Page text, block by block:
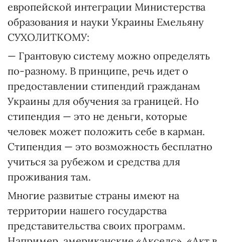
европейской интеграции Министерства
образования и науки Украины Емельяну
СУХОЛИТКОМУ:
— Грантовую систему можно определять
по-разному. В принципе, речь идет о
предоставлении стипендий гражданам
Украины для обучения за границей. Но
стипендия — это не деньги, которые
человек может положить себе в карман.
Стипендия — это возможность бесплатно
учиться за рубежом и средства для
проживания там.
Многие развитые страны имеют на
территории нашего государства
представительства своих программ.